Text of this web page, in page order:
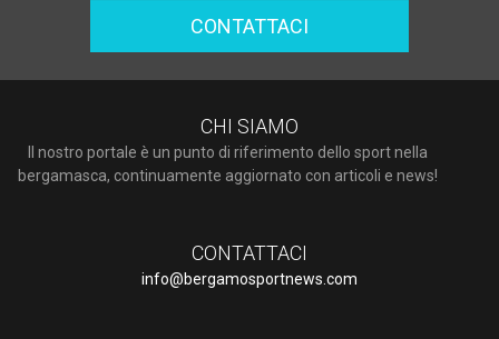
CONTATTACI
CHI SIAMO
Il nostro portale è un punto di riferimento dello sport nella
bergamasca, continuamente aggiornato con articoli e news!
CONTATTACI
info@bergamosportnews.com